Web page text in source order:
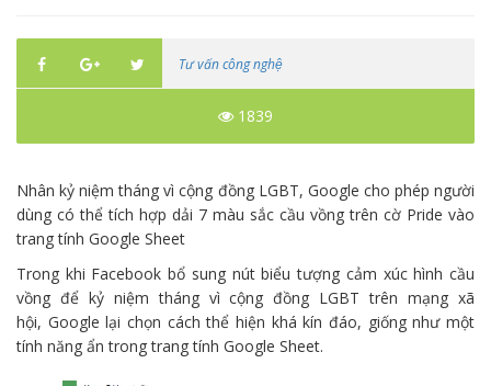
Tư vấn công nghệ
1839
Nhân kỷ niệm tháng vì cộng đồng LGBT, Google cho phép người
dùng có thể tích hợp dải 7 màu sắc cầu vồng trên cờ Pride vào
trang tính Google Sheet
Trong khi Facebook bổ sung nút biểu tượng cảm xúc hình cầu
vồng để kỷ niệm tháng vì cộng đồng LGBT trên mạng xã
hội, Google lại chọn cách thể hiện khá kín đáo, giống như một
tính năng ẩn trong trang tính Google Sheet.